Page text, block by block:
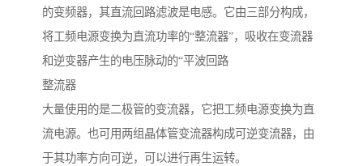
的变频器，其直流回路滤波是电感。它由三部分构成，
将工频电源变换为直流功率的“整流器”，吸收在变流器
和逆变器产生的电压脉动的“平波回路
整流器
大量使用的是二极管的变流器，它把工频电源变换为直
流电源。也可用两组晶体管变流器构成可逆变流器，由
于其功率方向可逆，可以进行再生运转。